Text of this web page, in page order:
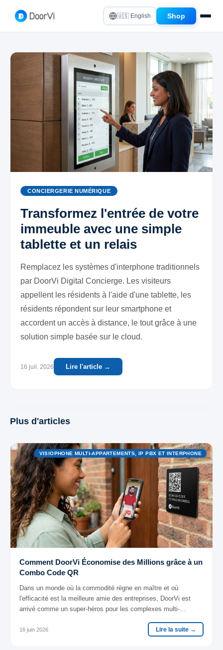
🇺🇸 English Shop
CONCIERGERIE NUMÉRIQUE
Transformez l'entrée de votre
immeuble avec une simple
tablette et un relais
Remplacez les systèmes d'interphone traditionnels
par DoorVi Digital Concierge. Les visiteurs
appellent les résidents à l'aide d'une tablette, les
résidents répondent sur leur smartphone et
accordent un accès à distance, le tout grâce à une
solution simple basée sur le cloud.
16 juil. 2026 Lire l'article →
Plus d'articles
VISIOPHONE MULTI-APPARTEMENTS, IP PBX ET INTERPHONE
Comment DoorVi Économise des Millions grâce à un
Combo Code QR
Dans un monde où la commodité règne en maître et où
l'efficacité est la meilleure amie des entreprises, DoorVi est
arrivé comme un super-héros pour les complexes multi-
Mais au lieu d'une cape éclatante, DoorVi est équipé d'un code
16 juin 2026 Lire la suite →